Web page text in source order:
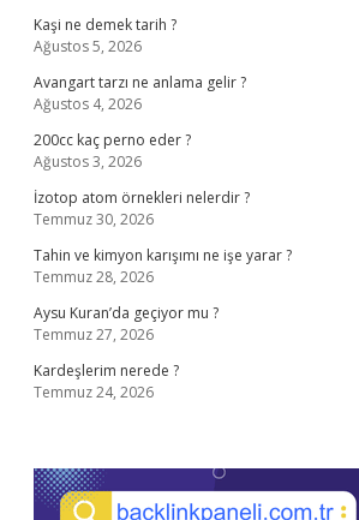
Kaşi ne demek tarih ?
Ağustos 5, 2026
Avangart tarzı ne anlama gelir ?
Ağustos 4, 2026
200cc kaç perno eder ?
Ağustos 3, 2026
İzotop atom örnekleri nelerdir ?
Temmuz 30, 2026
Tahin ve kimyon karışımı ne işe yarar ?
Temmuz 28, 2026
Aysu Kuran’da geçiyor mu ?
Temmuz 27, 2026
Kardeşlerim nerede ?
Temmuz 24, 2026